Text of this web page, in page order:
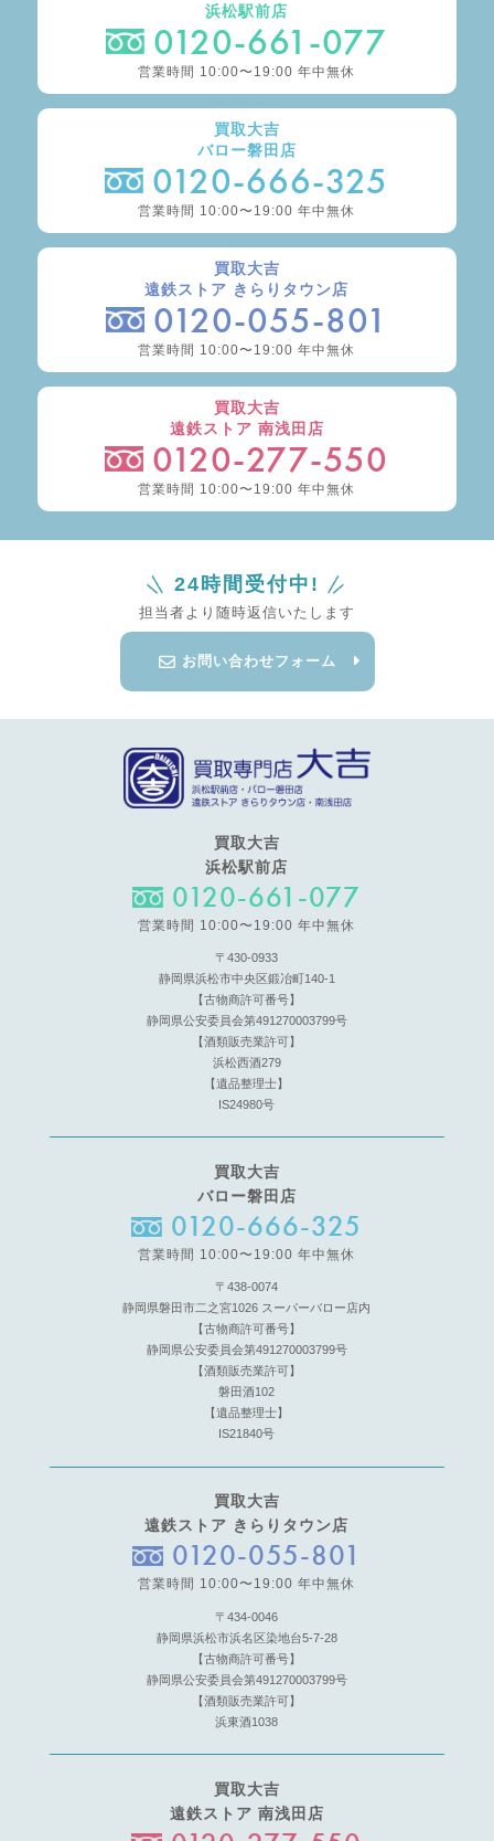
浜松駅前店
0120-661-077
営業時間 10:00〜19:00 年中無休
買取大吉
バロー磐田店
0120-666-325
営業時間 10:00〜19:00 年中無休
買取大吉
遠鉄ストア きらりタウン店
0120-055-801
営業時間 10:00〜19:00 年中無休
買取大吉
遠鉄ストア 南浅田店
0120-277-550
営業時間 10:00〜19:00 年中無休
24時間受付中!
担当者より随時返信いたします
お問い合わせフォーム
買取大吉
浜松駅前店
0120-661-077
営業時間 10:00〜19:00 年中無休
〒430-0933
静岡県浜松市中央区鍛冶町140-1
【古物商許可番号】
静岡県公安委員会第491270003799号
【酒類販売業許可】
浜松西酒279
【遺品整理士】
IS24980号
買取大吉
バロー磐田店
0120-666-325
営業時間 10:00〜19:00 年中無休
〒438-0074
静岡県磐田市二之宮1026 スーパーバロー店内
【古物商許可番号】
静岡県公安委員会第491270003799号
【酒類販売業許可】
磐田酒102
【遺品整理士】
IS21840号
買取大吉
遠鉄ストア きらりタウン店
0120-055-801
営業時間 10:00〜19:00 年中無休
〒434-0046
静岡県浜松市浜名区染地台5-7-28
【古物商許可番号】
静岡県公安委員会第491270003799号
【酒類販売業許可】
浜東酒1038
買取大吉
遠鉄ストア 南浅田店